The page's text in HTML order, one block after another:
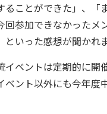
ることができた」、「
回参加できなかったメ
といった感想が聞かれ
ベントは定期的に開
ベント以外にも今年度